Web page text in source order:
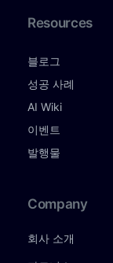
Resources
블로그
성공 사례
AI Wiki
이벤트
발행물
Company
회사 소개